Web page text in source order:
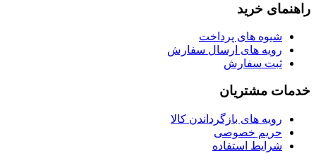
راهنمای خرید
شیوه های پرداخت
رویه های ارسال سفارش
ثبت سفارش
خدمات مشتریان
رویه های بازگرداندن کالا
حریم خصوصی
شرایط استفاده